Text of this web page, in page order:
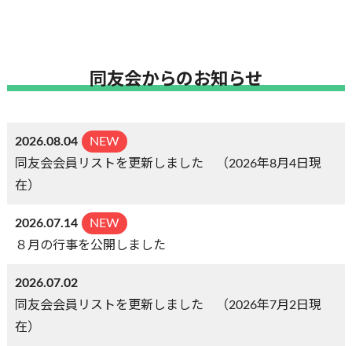
同友会からのお知らせ
2026.08.04
NEW
同友会会員リストを更新しました （2026年8月4日現
在）
2026.07.14
NEW
８月の行事を公開しました
2026.07.02
同友会会員リストを更新しました （2026年7月2日現
在）